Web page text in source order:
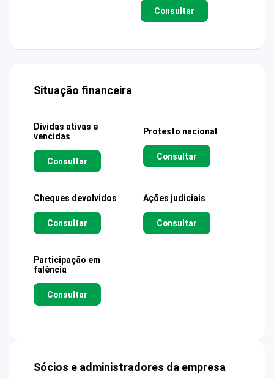
Consultar
Situação financeira
Dívidas ativas e
vencidas
Consultar
Protesto nacional
Consultar
Cheques devolvidos
Consultar
Ações judiciais
Consultar
Participação em
falência
Consultar
Sócios e administradores da empresa